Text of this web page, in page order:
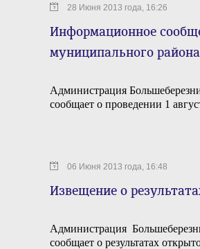
28 Июня 2013 года, 16:26
Информационное
муниципального
Администрация
сообщает о проведении 1
06 Июня 2013 года, 16:48
Извещение о
Администрация
сообщает о результатах